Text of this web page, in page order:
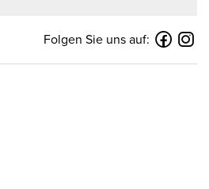
Folgen Sie uns auf: